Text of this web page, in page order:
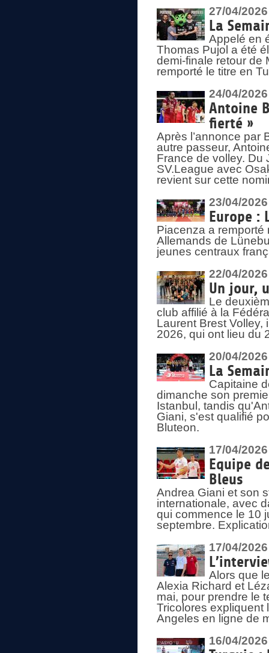
27/04/2026
La
Appelé en
Thomas Pujol a été
demi-finale retour de
remporté le titre en
24/04/2026
Antoine
fierté »
Après l’annonce par
autre passeur,
France de volley. Du
SV.League avec
revient sur cette
23/04/2026
Europe :
Piacenza a remporté
Allemands de
jeunes centraux
22/04/2026
Un jour,
Le
club affilié à la
Laurent Brest Volley,
2026, qui ont lieu du
20/04/2026
La
Capitaine
dimanche son
Istanbul, tandis
Giani, s'est qualifié
Bluteon.
17/04/2026
Equipe
Bleus
Andrea Giani et son
internationale, avec
qui commence le 10
septembre.
17/04/2026
Alors que
Alexia Richard et
mai, pour prendre le
Tricolores expliquent
Angeles en ligne de
16/04/2026